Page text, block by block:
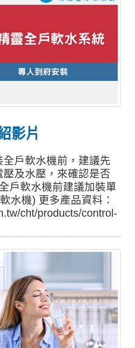
影片
戶軟水機前，建議先
及水壓，來確認是否
戶軟水機前建議加裝單
水機) 更多產品資料：
cht/products/control-